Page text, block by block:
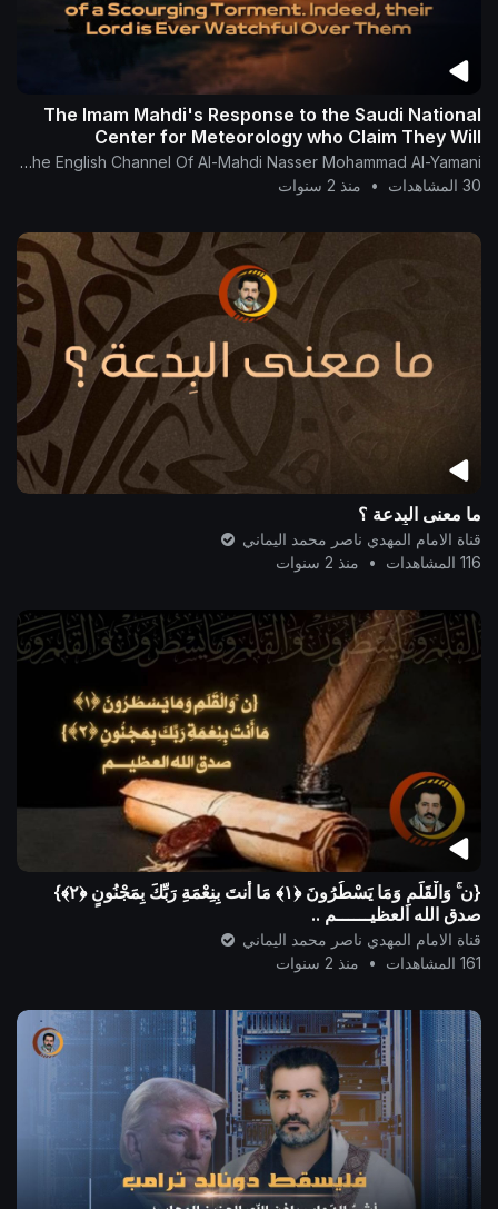
The Imam Mahdi's Response to the Saudi National
Center for Meteorology who Claim They Will
Manipulate Clouds
The English Channel Of Al-Mahdi Nasser Mohammad Al-Yamani
30 المشاهدات
• منذ 2 سنوات
ما معنى البِدعة ؟
قناة الامام المهدي ناصر محمد اليماني
116 المشاهدات
• منذ 2 سنوات
{ن ۚ وَالْقَلَمِ وَمَا يَسْطُرُونَ ﴿١﴾ مَا أَنتَ بِنِعْمَةِ رَبِّكَ بِمَجْنُونٍ ﴿٢﴾}
صدق الله العظيــــــم ..
قناة الامام المهدي ناصر محمد اليماني
161 المشاهدات
• منذ 2 سنوات